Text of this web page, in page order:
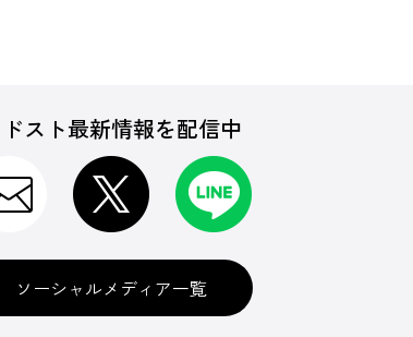
スト最新情報を配信中
ソーシャルメディア一覧